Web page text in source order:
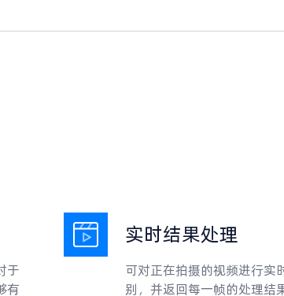
于
有
实时结果处理
可对正在拍摄的视频进行实
别，并返回每一帧的处理结